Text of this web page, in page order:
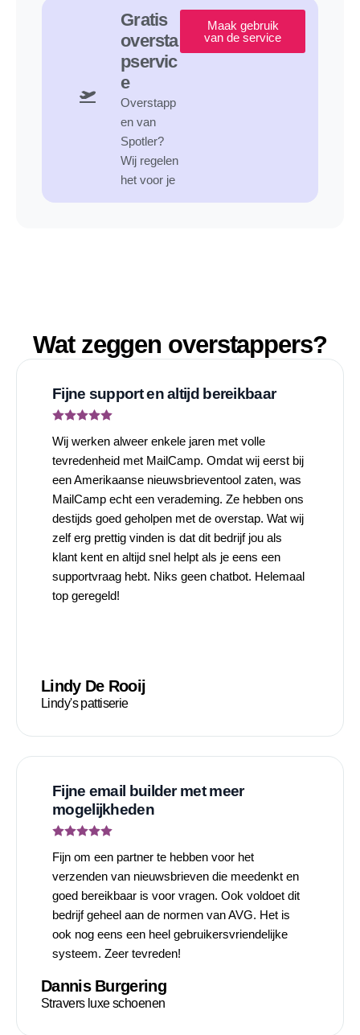
Gratis
oversta
pservic
e
Overstapp
en van
Spotler?
Wij regelen
het voor je
Maak gebruik
van de service
Wat zeggen overstappers?
Fijne support en altijd bereikbaar
Wij werken alweer enkele jaren met volle
tevredenheid met MailCamp. Omdat wij eerst bij
een Amerikaanse nieuwsbrieventool zaten, was
MailCamp echt een verademing. Ze hebben ons
destijds goed geholpen met de overstap. Wat wij
zelf erg prettig vinden is dat dit bedrijf jou als
klant kent en altijd snel helpt als je eens een
supportvraag hebt. Niks geen chatbot. Helemaal
top geregeld!
Lindy De Rooij
Lindy's pattiserie
Fijne email builder met meer
mogelijkheden
Fijn om een partner te hebben voor het
verzenden van nieuwsbrieven die meedenkt en
goed bereikbaar is voor vragen. Ook voldoet dit
bedrijf geheel aan de normen van AVG. Het is
ook nog eens een heel gebruikersvriendelijke
systeem. Zeer tevreden!
Dannis Burgering
Stravers luxe schoenen